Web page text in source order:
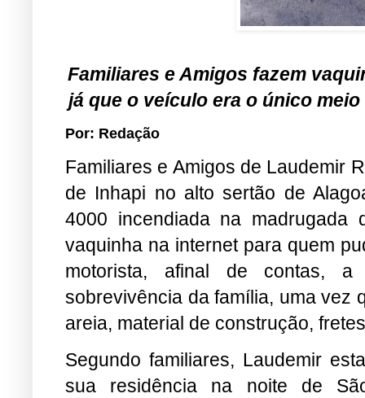
Familiares e Amigos fazem
já que o veículo era o único
Por: Redação
Familiares e Amigos de Laudemir
de Inhapi no alto sertão de
4000 incendiada na madrugada
vaquinha na internet para quem
motorista, afinal de contas,
sobrevivência da família, uma vez
areia, material de construção,
Segundo familiares, Laudemir
sua residência na noite de